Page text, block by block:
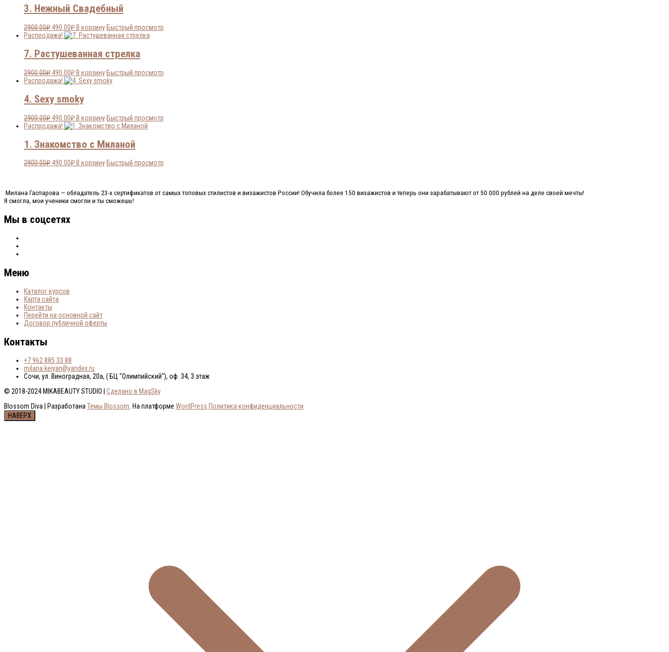
3. Нежный Свадебный
2900.00₽Первоначальная
цена
2900.00₽.
490.00₽Текущая
цена:
В корзину Быстрый просмотр
Распродажа!
7. Растушеванная стрелка
2900.00₽Первоначальная
цена
2900.00₽.
490.00₽Текущая
цена:
В корзину Быстрый просмотр
Распродажа!
4. Sexy smoky
2900.00₽Первоначальная
цена
2900.00₽.
490.00₽Текущая
цена:
В корзинуБыстрый просмотр
Распродажа!
1. Знакомство с Миланой
2900.00₽Первоначальная
490.00₽Текущая
В корзину Быстрый просмотр
Милана Гаспарова — обладатель 23-х сертификатов от самых топовых стилистов и визажистов России! Обучила более 150 визажистов и теперь они зарабатывают от 50 000 рублей на деле своей мечты!
Я смогла, мои ученики смогли и ты сможешь!
Мы в соцсетях
Меню
Каталог курсов
Карта сайта
Контакты
Перейти на основной сайт
Договор публичной оферты
Контакты
+7 962 885 33 88
milana.keiyan@yandex.ru
Сочи, ул. Виноградная, 20а, ( БЦ "Олимпийский"), оф. 34, 3 этаж
© 2018-2024 MIKABEAUTY STUDIO | Сделано в MagSky
Blossom Diva | Разработана Темы Blossom . На платформе WordPress Политика конфиденциальности
НАВЕРХ